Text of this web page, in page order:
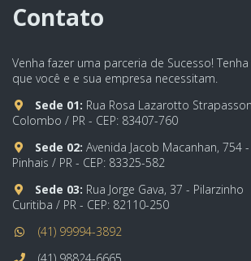
Contato
Venha fazer uma parceria de Sucesso!
que você e e sua empresa necessitam.
Sede 01: Rua Rosa Lazarotto
Colombo / PR - CEP: 83407-760
Sede 02: Avenida Jacob Macanhan, 754
Pinhais / PR - CEP: 83325-582
Sede 03: Rua Jorge Gava, 37 - Pilarzinho
Curitiba / PR - CEP: 82110-250
(41) 99994-3892